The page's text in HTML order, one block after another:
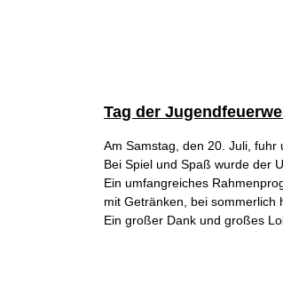
Tag der
Am Samstag, den 20. Juli, fuhr
Bei Spiel und Spaß wurde der
Ein umfangreiches
mit Getränken, bei sommerlich
Ein großer Dank und großes